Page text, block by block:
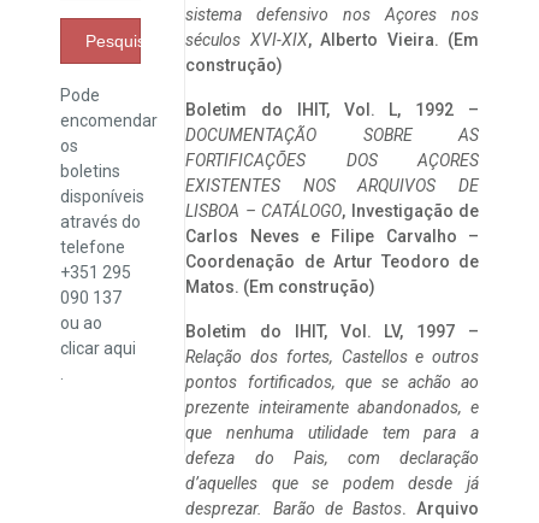
Pesquisar
Pode
encomendar
os
boletins
disponíveis
através do
telefone
+351 295
090 137
ou ao
clicaraqui
sistema defensivo nos Açores nos
séculos XVI-XIX, Alberto Vieira. (Em
construção)
Boletim do IHIT, Vol. L, 1992 –
DOCUMENTAÇÃO SOBRE AS
FORTIFICAÇÕES DOS AÇORES
EXISTENTES NOS ARQUIVOS DE
LISBOA – CATÁLOGO, Investigação de
Carlos Neves e Filipe Carvalho –
Coordenação de Artur Teodoro de
Matos. (Em construção)
Boletim do IHIT, Vol. LV, 1997 –
Relação dos fortes, Castellos e outros
pontos fortificados, que se achão ao
prezente inteiramente abandonados, e
que nenhuma utilidade tem para a
defeza do Pais, com declaração
d’aquelles que se podem desde já
desprezar. Barão de Bastos. Arquivo